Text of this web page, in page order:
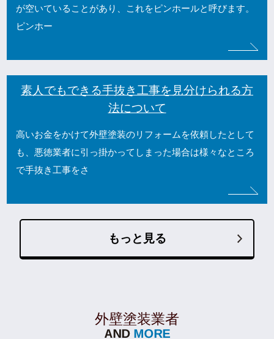
が空いていることがあり、これをピンホールと呼びます。
ピンホー
素人でもできる手抜き工事を見分けられる方
法について
高いお金をかけて外壁塗装のリフォームを依頼したとして
も、悪徳業者に引っ掛かってしまった場合は様々なところ
で手抜き工事をさ
もっと見る
外壁塗装業者